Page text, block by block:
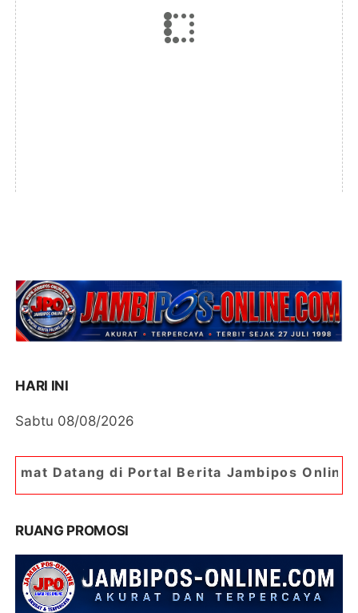
HARI INI
Sabtu 08/08/2026
Portal Berita Jambipos Online. Portal Berita
RUANG PROMOSI